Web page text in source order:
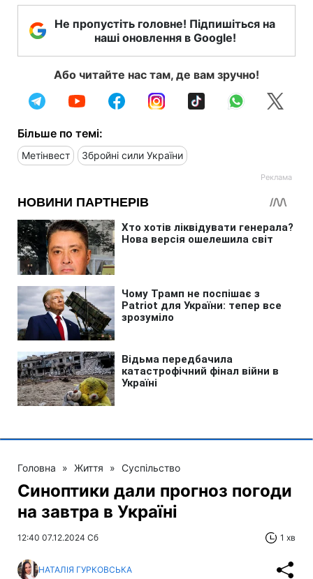
Не пропустіть головне! Підпишіться на
наші оновлення в Google!
Або читайте нас там, де вам зручно!
Більше по темі:
Метінвест Збройні сили України
Головна » Життя » Суспільство
Синоптики дали прогноз погоди
на завтра в Україні
12:40 07.12.2024 Сб 1 хв
НАТАЛІЯ ГУРКОВСЬКА